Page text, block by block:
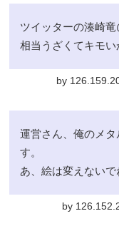
ツイッターの湊崎竜
相当うざくてキモい
by
運営さん、俺のメ
す。
あ、絵は変えないで
by